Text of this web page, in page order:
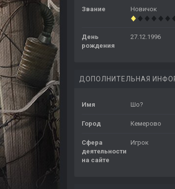
Звание Новичок
День
рождения
27.12.1996
ДОПОЛНИТЕЛЬНАЯ
Имя Шо?
Город Кемерово
Сфера
деятельности
на сайте
Игрок